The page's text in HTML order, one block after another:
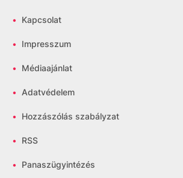
• Kapcsolat
• Impresszum
• Médiaajánlat
• Adatvédelem
• Hozzászólás szabályzat
• RSS
• Panaszügyintézés